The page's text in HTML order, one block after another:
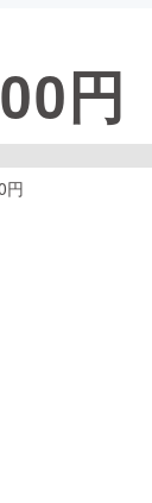
ファッション
円
円